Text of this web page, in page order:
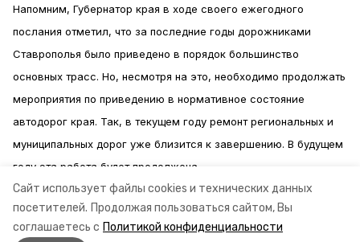
Сайт использует файлы cookies и технических данных
посетителей. Продолжая пользоваться сайтом, Вы
соглашаетесь с Политикой конфиденциальности
Напомним, Губернатор края в ходе своего ежегодного
послания отметил, что за последние годы дорожниками
Ставрополья было приведено в порядок большинство
основных трасс. Но, несмотря на это, необходимо продолжать
мероприятия по приведению в нормативное состояние
автодорог края. Так, в текущем году ремонт региональных и
муниципальных дорог уже близится к завершению. В будущем
году эта работа будет продолжена.
Информация: миндор СК